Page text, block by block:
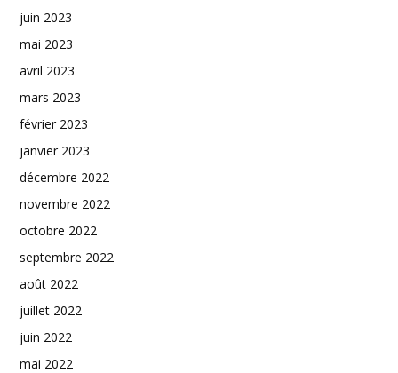
juin 2023
mai 2023
avril 2023
mars 2023
février 2023
janvier 2023
décembre 2022
novembre 2022
octobre 2022
septembre 2022
août 2022
juillet 2022
juin 2022
mai 2022